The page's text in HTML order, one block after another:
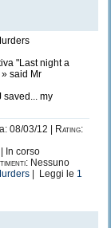
"Last night a
said Mr
saved... my
08/03/12 |
Rating:
In corso
Nessuno
| Leggi le 1